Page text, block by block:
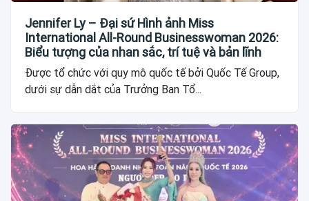
Jennifer Ly – Đại sứ Hình ảnh Miss
International All-Round Businesswoman 2026:
Biểu tượng của nhan sắc, trí tuệ và bản lĩnh
Được tổ chức với quy mô quốc tế bởi Quốc Tế Group,
dưới sự dẫn dắt của Trưởng Ban Tổ...